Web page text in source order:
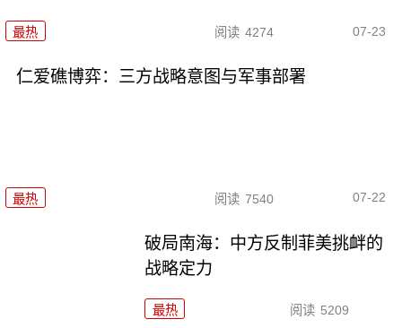
最热 阅读 4274 07-23
仁爱礁博弈：三方战略意图与军事部署
最热 阅读 7540 07-22
破局南海：中方反制菲美挑衅的
战略定力
最热 阅读 5209